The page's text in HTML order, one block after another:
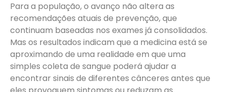
Para a população, o avanço não altera as
recomendações atuais de prevenção, que
continuam baseadas nos exames já consolidados.
Mas os resultados indicam que a medicina está se
aproximando de uma realidade em que uma
simples coleta de sangue poderá ajudar a
encontrar sinais de diferentes cânceres antes que